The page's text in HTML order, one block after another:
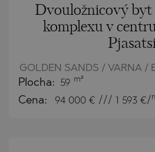
Dvouložnicový byt
komplexu v
GOLDEN SANDS / VARNA /
Plocha: 59 m²
Cena: 94 000 € /// 1 593 €/